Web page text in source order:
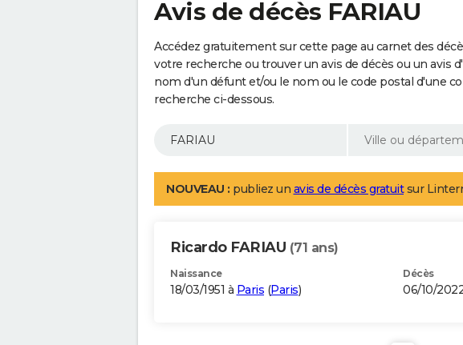
Avis de décès FARIAU
Accédez gratuitement sur cette page au carnet des
votre recherche ou trouver un avis de décès ou un avis
nom d'un défunt et/ou le nom ou le code postal d'une
recherche ci-dessous.
NOUVEAU : publiez un avis de décès gratuitsur
Ricardo FARIAU (71 ans)
Naissance
18/03/1951 à Paris (Paris)
Décès
06/10/